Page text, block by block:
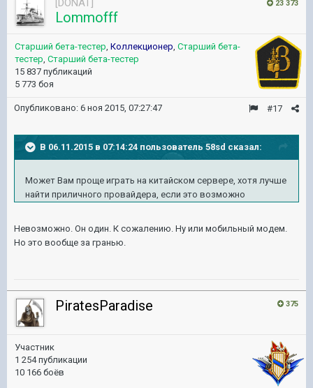
23 373
[DONAT]
Lommofff
Старший бета-тестер, Коллекционер, Старший бета-
тестер, Старший бета-тестер
15 837 публикаций
5 773 боя
#17
Опубликовано: 6 ноя 2015, 07:27:47
В 06.11.2015 в 07:14:24 пользователь 58sd сказал:
Может Вам проще играть на китайском сервере, хотя лучше
найти приличного провайдера, если это возможно
Невозможно. Он один. К сожалению. Ну или мобильный модем.
Но это вообще за гранью.
375
PiratesParadise
Участник
1 254 публикации
10 166 боёв